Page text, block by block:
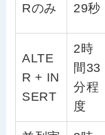
Rのみ
29秒
ALTE
R + IN
SERT
2時
間33
分程
度